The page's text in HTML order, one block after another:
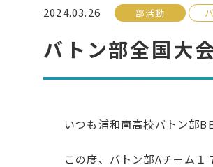
2024.03.26 部活動
バトン部全国大
いつも浦和南高校バトン部
この度、バトン部Aチーム